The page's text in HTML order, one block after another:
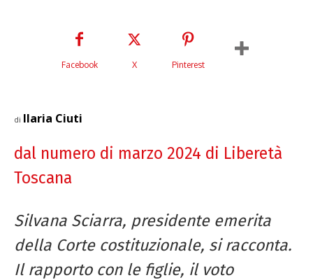
Facebook X Pinterest
di Ilaria Ciuti
dal numero di marzo 2024 di Liberetà
Toscana
Silvana Sciarra, presidente emerita
della Corte costituzionale, si racconta.
Il rapporto con le figlie, il voto